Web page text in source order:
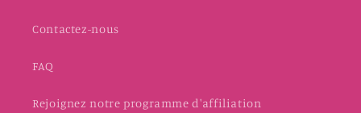
Contactez-nous
FAQ
Rejoignez notre programme d'affiliation